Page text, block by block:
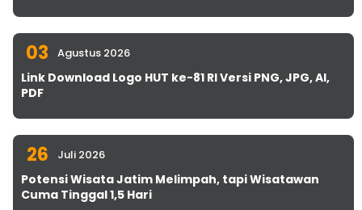
03 Agustus 2026
Link Download Logo HUT ke-81 RI Versi PNG, JPG, AI,
PDF
26 Juli 2026
Potensi Wisata Jatim Melimpah, tapi Wisatawan
Cuma Tinggal 1,5 Hari